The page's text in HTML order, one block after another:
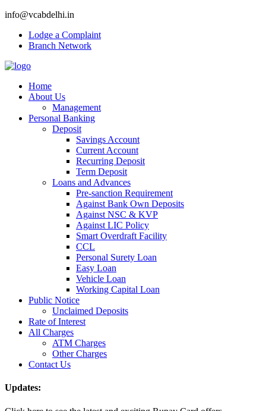
info@vcabdelhi.in
Lodge a Complaint
Branch Network
Home
About Us
Management
Personal Banking
Deposit
Savings Account
Current Account
Recurring Deposit
Term Deposit
Loans and Advances
Pre-sanction Requirement
Against Bank Own Deposits
Against NSC & KVP
Against LIC Policy
Smart Overdraft Facility
CCL
Personal Surety Loan
Easy Loan
Vehicle Loan
Working Capital Loan
Public Notice
Unclaimed Deposits
Rate of Interest
All Charges
ATM Charges
Other Charges
Contact Us
Updates: